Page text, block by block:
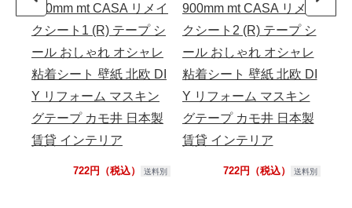
900mm mt CASA リメイ
クシート1 (R) テープ シ
ール おしゃれ オシャレ
粘着シート 壁紙 北欧 DI
Y リフォーム マスキン
グテープ カモ井 日本製
賃貸 インテリア
722円（税込） 送料別
900mm mt CASA リメイ
クシート2 (R) テープ シ
ール おしゃれ オシャレ
粘着シート 壁紙 北欧 DI
Y リフォーム マスキン
グテープ カモ井 日本製
賃貸 インテリア
722円（税込） 送料別